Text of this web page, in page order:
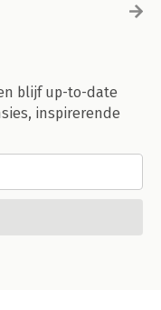
blijf up-to-date
inspirerende